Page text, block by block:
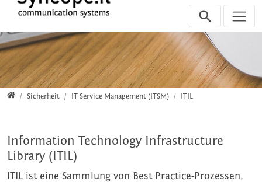
Direkt zur Hauptnavigation springen
Direkt zum Inhalt springen
Zur Unternavigation springen
HomeSicherheit IT Service Management (ITSM) ITIL
Information Technology Infrastructure
Library (ITIL)
ITIL ist eine Sammlung von Best Practice-Prozessen,